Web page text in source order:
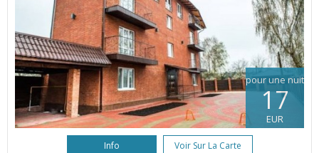
pour une nuit
17
EUR
Info Voir Sur La Carte